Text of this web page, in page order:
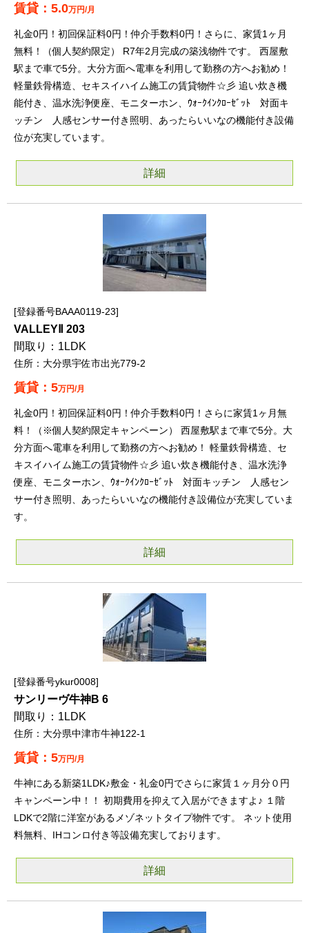
5.0万円/月
礼金0円！初回保証料0円！仲介手数料0円！さらに、家賃1ヶ月
無料！（個人契約限定） R7年2月完成の築浅物件です。 西屋敷
駅まで車で5分。大分方面へ電車を利用して勤務の方へお勧め！
軽量鉄骨構造、セキスイハイム施工の賃貸物件☆彡 追い炊き機
能付き、温水洗浄便座、モニターホン、ｳｫｰｸｲﾝｸﾛｰｾﾞｯﾄ 対面キ
ッチン 人感センサー付き照明、あったらいいなの機能付き設備
位が充実しています。
詳細
登録番号BAAA0119-23
VALLEYⅡ 203
1LDK
大分県宇佐市出光779-2
5万円/月
礼金0円！初回保証料0円！仲介手数料0円！さらに家賃1ヶ月無
料！（※個人契約限定キャンペーン） 西屋敷駅まで車で5分。大
分方面へ電車を利用して勤務の方へお勧め！ 軽量鉄骨構造、セ
キスイハイム施工の賃貸物件☆彡 追い炊き機能付き、温水洗浄
便座、モニターホン、ｳｫｰｸｲﾝｸﾛｰｾﾞｯﾄ 対面キッチン 人感セン
サー付き照明、あったらいいなの機能付き設備位が充実していま
す。
詳細
登録番号ykur0008
サンリーヴ牛神B 6
1LDK
大分県中津市牛神122-1
5万円/月
牛神にある新築1LDK♪敷金・礼金0円でさらに家賃１ヶ月分０円
キャンペーン中！！ 初期費用を抑えて入居ができますよ♪ １階
LDKで2階に洋室があるメゾネットタイプ物件です。 ネット使用
料無料、IHコンロ付き等設備充実しております。
詳細